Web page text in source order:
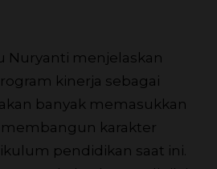
Nuryanti menjelaskan
kinerja sebagai
banyak memasukkan
karakter
pendidikan saat ini.